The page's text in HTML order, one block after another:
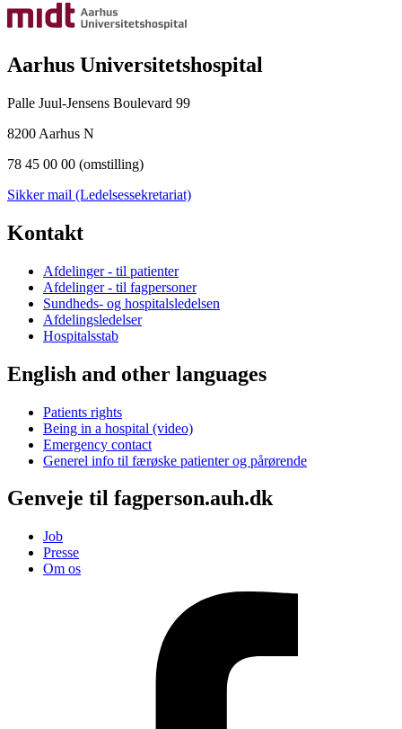
Aarhus Universitetshospital
Palle Juul-Jensens Boulevard 99
8200 Aarhus N
78 45 00 00 (omstilling)
Sikker mail (Ledelsessekretariat)
Kontakt
Afdelinger - til patienter
Afdelinger - til fagpersoner
Sundheds- og hospitalsledelsen
Afdelingsledelser
Hospitalsstab
English and other languages
Patients rights
Being in a hospital (video)
Emergency contact
Generel info til færøske patienter og pårørende
Genveje til fagperson.auh.dk
Job
Presse
Om os